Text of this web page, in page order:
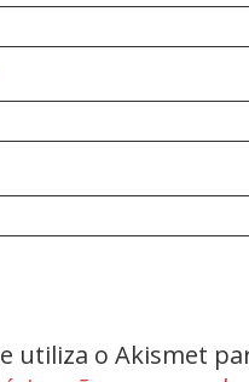
utiliza o Akismet